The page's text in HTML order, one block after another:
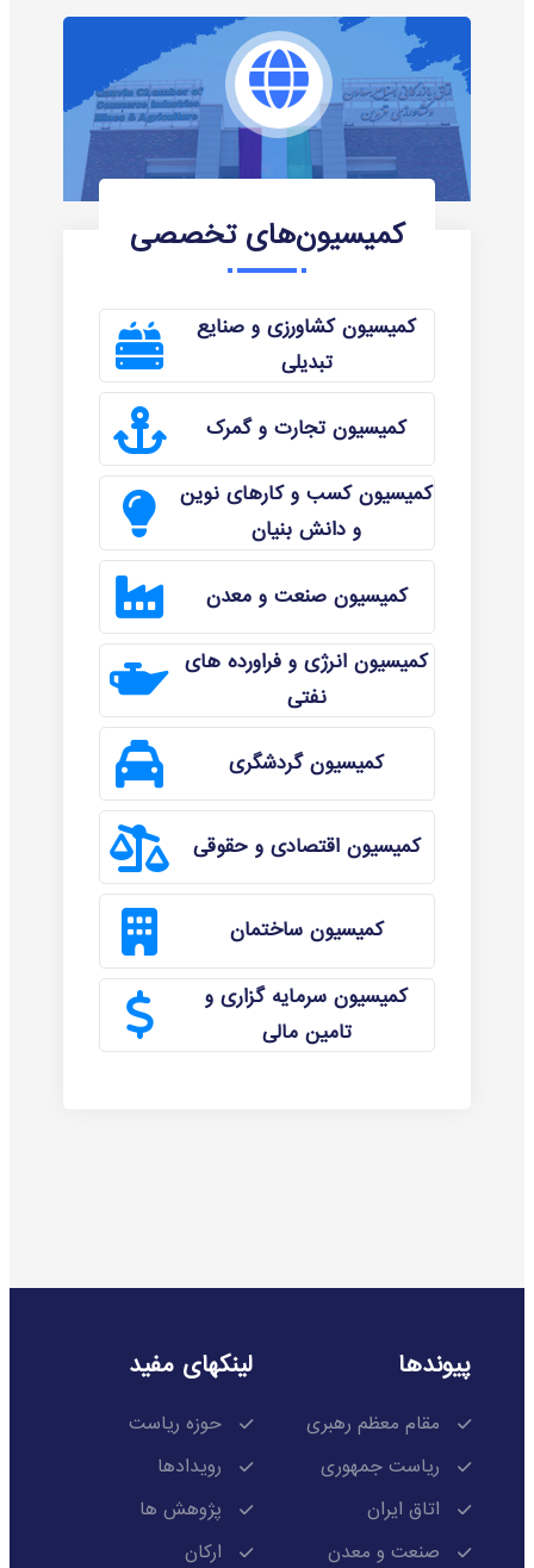
کمیسیون‌های تخصصی
کمیسیون کشاورزی و صنایع
تبدیلی
کمیسیون تجارت و گمرک
کمیسیون کسب و کارهای نوین
و دانش بنیان
کمیسیون صنعت و معدن
کمیسیون انرژی و فراورده های
نفتی
کمیسیون گردشگری
کمیسیون اقتصادی و حقوقی
کمیسیون ساختمان
کمیسیون سرمایه گزاری و
تامین مالی
پیوندها
مقام معظم رهبری
ریاست جمهوری
اتاق ایران
صنعت و معدن
لینکهای مفید
حوزه ریاست
رویدادها
پژوهش ها
ارکان